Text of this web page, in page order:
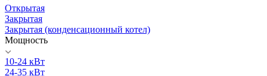
Открытая
Закрытая
Закрытая (конденсационный котел)
Мощность
10-24 кВт
24-35 кВт